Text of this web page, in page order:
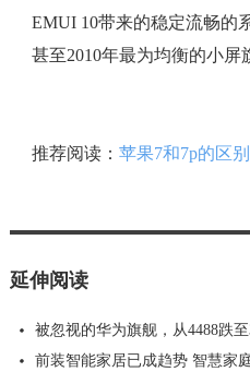
EMUI 10带来的稳定流畅的
甚至2010年最为均衡的小屏
推荐阅读： 苹果7和7p的区别
延伸阅读
被忽视的华为旗舰，从4488跌
前装智能家居已成趋势 智慧家